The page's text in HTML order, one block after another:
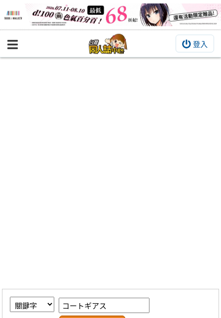
登入
BOOKY書集倉庫
繪圖藝廊
交流中心